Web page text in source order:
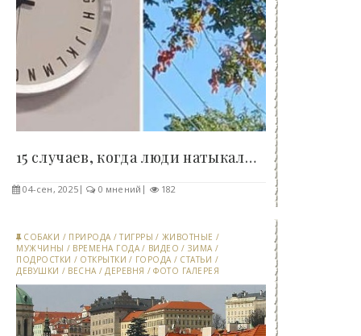
15 случаев, когда люди натыкались на буквы там,..
04-сен, 2025 0 мнений 182
СОБАКИ / ПРИРОДА /ТИГРРЫ / ЖИВОТНЫЕ /
МУЖЧИНЫ / ВРЕМЕНА ГОДА / ВИДЕО / ЗИМА /
ПОДРОСТКИ / ОТКРЫТКИ / ГОРОДА / СТАТЬИ /
ДЕВУШКИ / ВЕСНА /ДЕРЕВНЯ /ФОТО ГАЛЕРЕЯ